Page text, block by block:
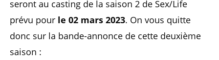
seront au casting de la saison 2 de Sex/Life
prévu pour le 02 mars 2023. On vous quitte
donc sur la bande-annonce de cette deuxième
saison :